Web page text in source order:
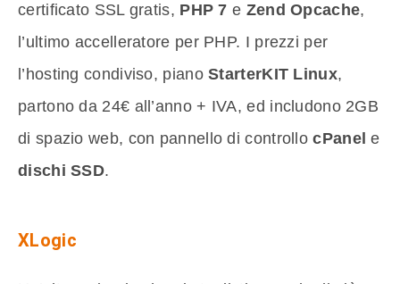
certificato SSL gratis, PHP 7 e Zend Opcache,
l’ultimo accelleratore per PHP. I prezzi per
l’hosting condiviso, pianoStarterKIT Linux,
partono da 24€ all’anno + IVA, ed includono 2GB
di spazio web, con pannello di controllocPanel e
dischi SSD.
XLogic